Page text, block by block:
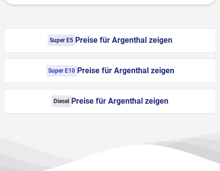
Super E5 Preise für Argenthal zeigen
Super E10 Preise für Argenthal zeigen
Diesel Preise für Argenthal zeigen